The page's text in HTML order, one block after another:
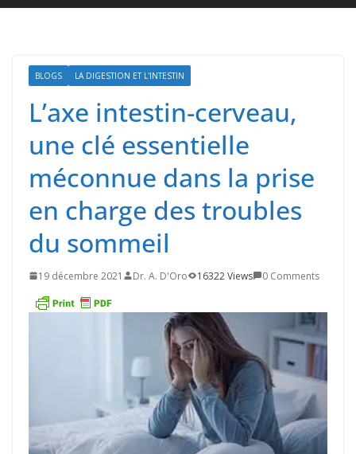
BLOGS LA DIGESTION ET L'INTESTIN
L’axe intestin-cerveau,
une clé essentielle
méconnue dans la prise
en charge des troubles
du sommeil
19 décembre 2021 Dr. A. D'Oro 16322 Views 0 Comments